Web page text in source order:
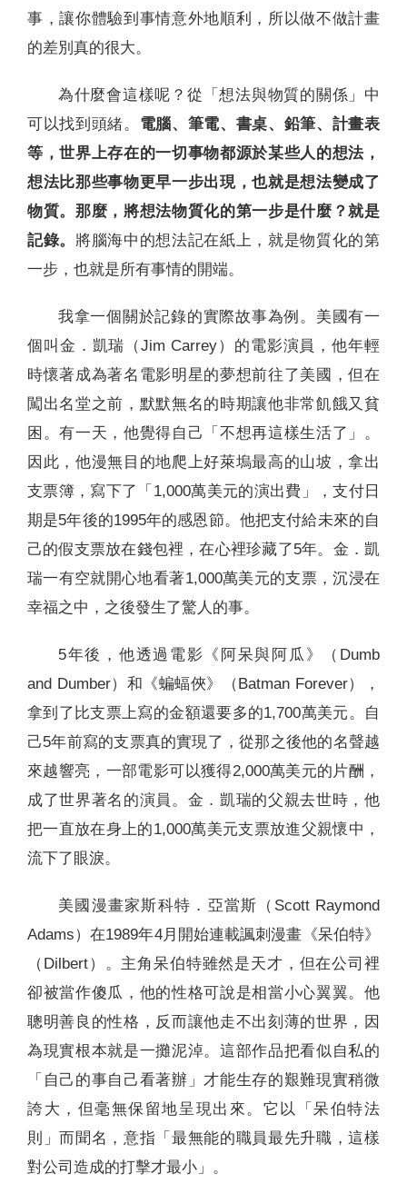
事，讓你體驗到事情意外地順利，所以做不做計畫
的差別真的很大。
為什麼會這樣呢？從「想法與物質的關係」中
可以找到頭緒。 電腦、筆電、書桌、鉛筆、計畫表
等，世界上存在的一切事物都源於某些人的想法，
想法比那些事物更早一步出現，也就是想法變成了
物質。那麼，將想法物質化的第一步是什麼？就是
記錄。 將腦海中的想法記在紙上，就是物質化的第
一步，也就是所有事情的開端。
我拿一個關於記錄的實際故事為例。美國有一
個叫金．凱瑞（Jim Carrey）的電影演員，他年輕
時懷著成為著名電影明星的夢想前往了美國，但在
闖出名堂之前，默默無名的時期讓他非常飢餓又貧
困。有一天，他覺得自己「不想再這樣生活了」。
因此，他漫無目的地爬上好萊塢最高的山坡，拿出
支票簿，寫下了「1,000萬美元的演出費」，支付日
期是5年後的1995年的感恩節。他把支付給未來的自
己的假支票放在錢包裡，在心裡珍藏了5年。金．凱
瑞一有空就開心地看著1,000萬美元的支票，沉浸在
幸福之中，之後發生了驚人的事。
5年後，他透過電影《阿呆與阿瓜》（Dumb
and Dumber）和《蝙蝠俠》（Batman Forever），
拿到了比支票上寫的金額還要多的1,700萬美元。自
己5年前寫的支票真的實現了，從那之後他的名聲越
來越響亮，一部電影可以獲得2,000萬美元的片酬，
成了世界著名的演員。金．凱瑞的父親去世時，他
把一直放在身上的1,000萬美元支票放進父親懷中，
流下了眼淚。
美國漫畫家斯科特．亞當斯（Scott Raymond
Adams）在1989年4月開始連載諷刺漫畫《呆伯特》
（Dilbert）。主角呆伯特雖然是天才，但在公司裡
卻被當作傻瓜，他的性格可說是相當小心翼翼。他
聰明善良的性格，反而讓他走不出刻薄的世界，因
為現實根本就是一攤泥淖。這部作品把看似自私的
「自己的事自己看著辦」才能生存的艱難現實稍微
誇大，但毫無保留地呈現出來。它以「呆伯特法
則」而聞名，意指「最無能的職員最先升職，這樣
對公司造成的打擊才最小」。